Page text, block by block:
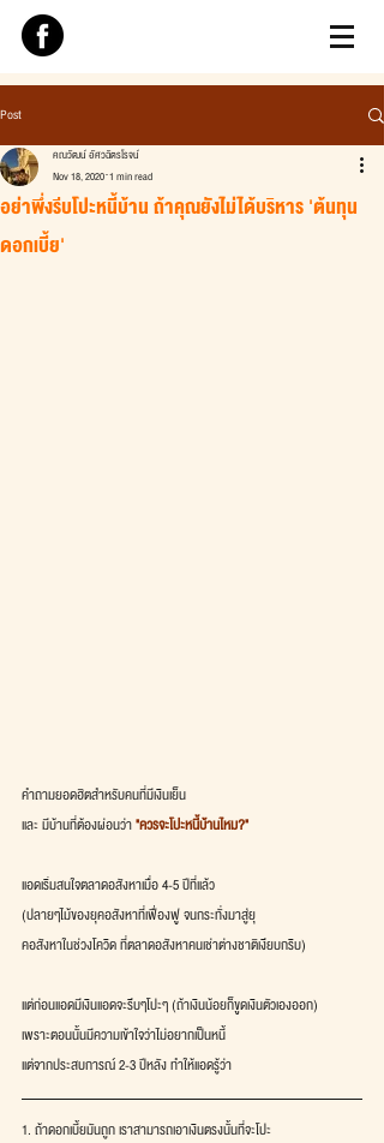
Post
อย่าพึ่งรีบโปะหนี้บ้าน ถ้าคุณยังไม่ได้บริหาร 'ต้นทุน
ดอกเบี้ย'
คณวัฒน์ อัศวฉัตรโรจน์
Nov 18, 2020 1 min read
คำถามยอดฮิตสำหรับคนที่มีเงินเย็น
และ มีบ้านที่ต้องผ่อนว่า "ควรจะโปะหนี้บ้านไหม?"
แอดเริ่มสนใจตลาดอสังหาเมื่อ 4-5 ปีที่แล้ว
(ปลายๆไม้ของยุคอสังหาที่เฟื่องฟู จนกระทั่งมาสู่ยุ
คอสังหาในช่วงโควิด ที่ตลาดอสังหาคนเช่าต่างชาติเงียบกริบ)
แต่ก่อนแอดมีเงินแอดจะรีบๆโปะๆ (ถ้าเงินน้อยก็ขูดเงินตัวเองออก)
เพราะตอนนั้นมีความเข้าใจว่าไม่อยากเป็นหนี้
แต่จากประสบการณ์ 2-3 ปีหลัง ทำให้แอดรู้ว่า
1. ถ้าดอกเบี้ยมันถูก เราสามารถเอาเงินตรงนั้นที่จะโปะ